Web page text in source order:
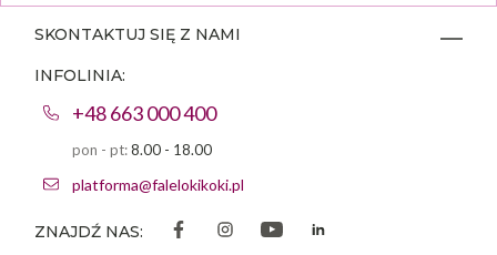
SKONTAKTUJ SIĘ Z NAMI
INFOLINIA:
+48 663 000 400
pon - pt:8.00 - 18.00
platforma@falelokikoki.pl
ZNAJDŹ NAS: